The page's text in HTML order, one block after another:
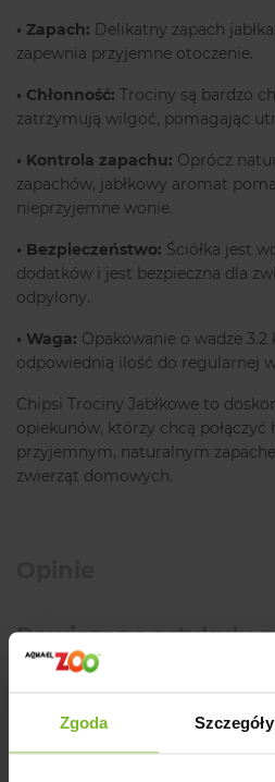
Zgoda Szczegóły
• Zapach: Delikatny zapach
zapewnia przyjemne otoczenie.
• Chłonność: Trociny są bardzo
zatrzymują wilgoć, pomagając
• Kontrola zapachu: Oprócz
zapachów, jabłkowy aromat
nieprzyjemne wonie.
• Bezpieczeństwo: Ściółka jest
dodatków i jest bezpieczna dla
odpylony.
• Waga: Opakowanie o wadze 3.2
odpowiednią ilość do regularnej
Chipsi Trociny Jabłkowe to
opiekunów, którzy chcą połączyć
przyjemnym, naturalnym
zwierząt domowych.
Powiązane artykuły